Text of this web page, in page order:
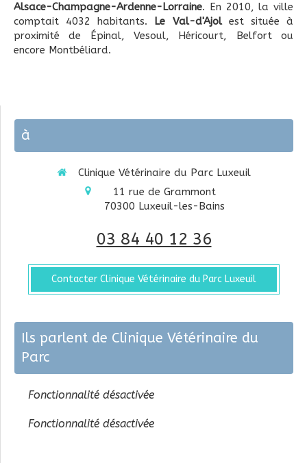
Alsace-Champagne-Ardenne-Lorraine. En 2010, la ville
comptait 4032 habitants. Le Val-d'Ajolest située à
proximité de Épinal, Vesoul, Héricourt, Belfort ou
encore Montbéliard.
à
Clinique Vétérinaire du Parc Luxeuil
11 rue de Grammont
70300 Luxeuil-les-Bains
03 84 40 12 36
Contacter Clinique Vétérinaire du Parc Luxeuil
Ils parlent de Clinique Vétérinaire du
Parc
Fonctionnalité désactivée
Fonctionnalité désactivée